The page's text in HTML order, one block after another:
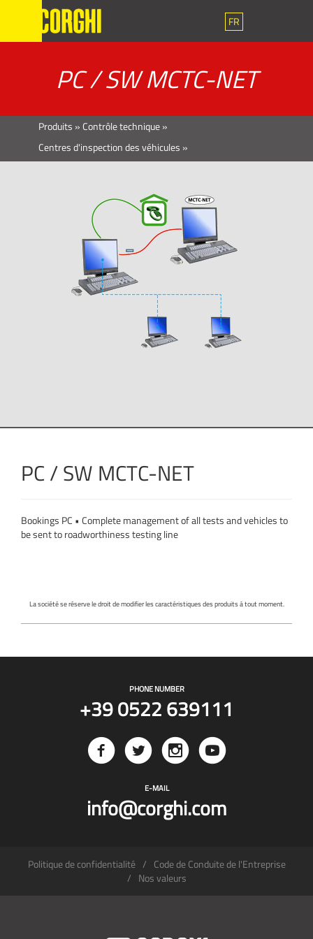
FR
PC / SW MCTC-NET
Produits »Contrôle technique»
Centres d'inspection des véhicules »
PC / SW MCTC-NET
Bookings PC • Complete management of all tests and vehicles to
be sent to roadworthiness testing line
La société se réserve le droit de modifier les caractéristiques des produits á tout moment.
PHONE NUMBER
+39 0522 639111
E-MAIL
info@corghi.com
Politique de confidentialité
Code de Conduite de l'Entreprise
Nos valeurs